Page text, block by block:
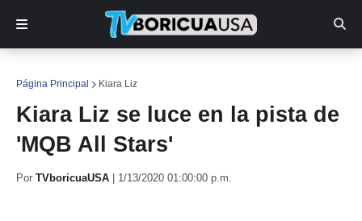
Página Principal Kiara Liz
Kiara Liz se luce en la pista de
'MQB All Stars'
Por TVboricuaUSA 1/13/2020 01:00:00 p.m.